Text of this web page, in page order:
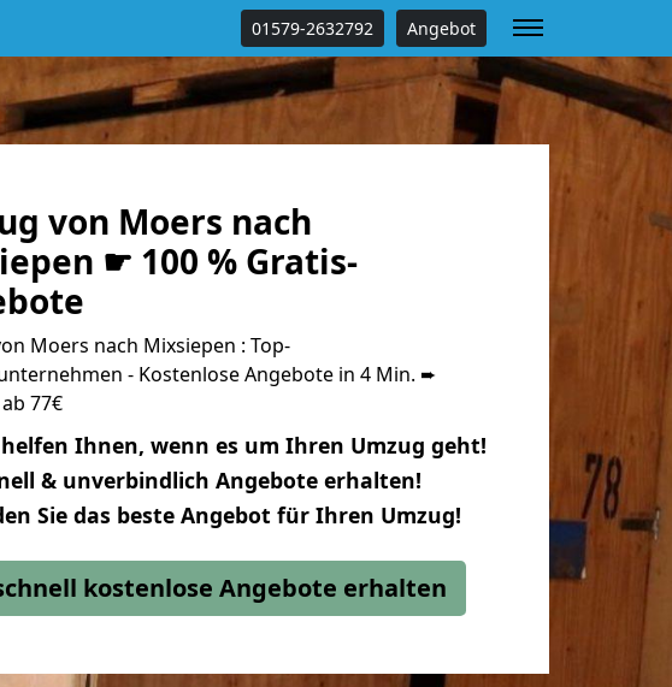
01579-2632792 Angebot
von Moers nach
☛ 100 % Gratis-
Moers nach Mixsiepen : Top-
- Kostenlose Angebote in 4 Min. ➨
77€
Ihnen, wenn es um Ihren Umzug geht!
& unverbindlich Angebote erhalten!
Sie das beste Angebot für Ihren Umzug!
kostenlose Angebote erhalten